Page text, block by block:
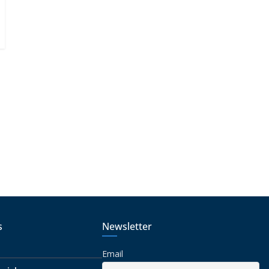
Newsletter
Email